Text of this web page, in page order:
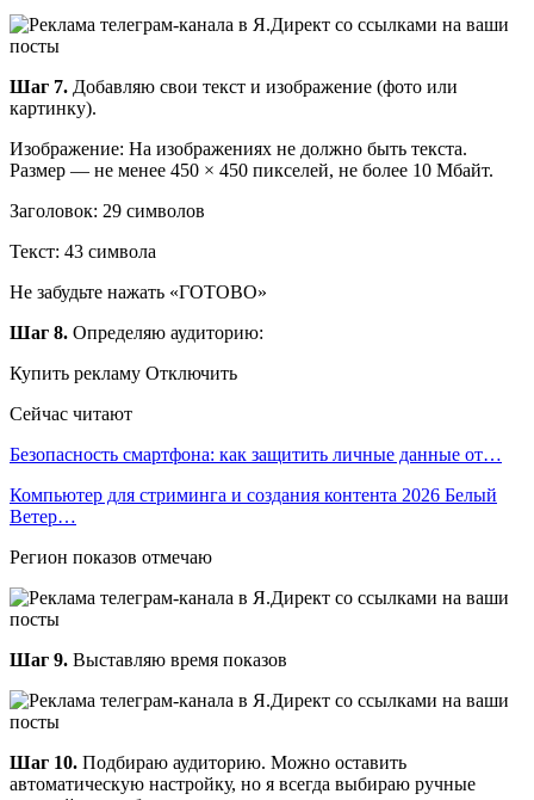
Шаг 7. Добавляю свои текст и изображение (фото или
картинку).
Изображение: На изображениях не должно быть текста.
Размер — не менее 450 × 450 пикселей, не более 10 Мбайт.
Заголовок: 29 символов
Текст: 43 символа
Не забудьте нажать «ГОТОВО»
Шаг 8. Определяю аудиторию:
Купить рекламу Отключить
Сейчас читают
Безопасность смартфона: как защитить личные данные от…
Компьютер для стриминга и создания контента 2026 Белый
Ветер…
Регион показов отмечаю
Шаг 9. Выставляю время показов
Шаг 10. Подбираю аудиторию. Можно оставить
автоматическую настройку, но я всегда выбираю ручные